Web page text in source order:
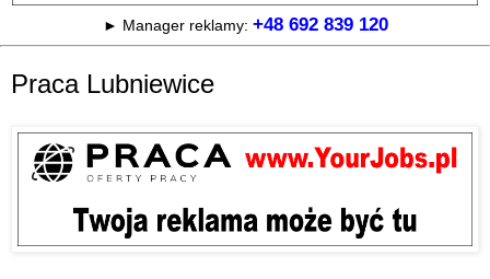
► Manager reklamy: +48 692 839 120
Praca Lubniewice